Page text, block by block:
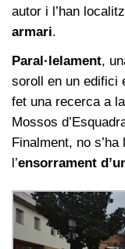
autor i l’han
armari.
Paral·lelament,
soroll en un edifici
fet una recerca a
Mossos
Finalment, no
l’ensorrament